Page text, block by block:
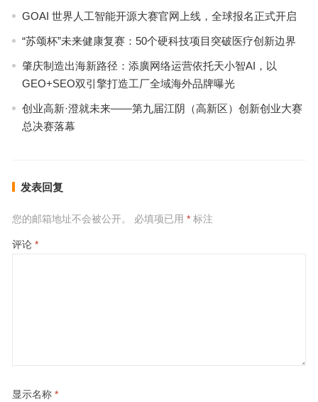
GOAI 世界人工智能开源大赛官网上线，全球报名正式开启
“苏颂杯”未来健康复赛：50个硬科技项目突破医疗创新边界
肇庆制造出海新路径：添廣网络运营依托天小智AI，以
GEO+SEO双引擎打造工厂全域海外品牌曝光
创业高新·澄就未来——第九届江阴（高新区）创新创业大赛
总决赛落幕
发表回复
您的邮箱地址不会被公开。 必填项已用 *标注
评论 *
显示名称 *